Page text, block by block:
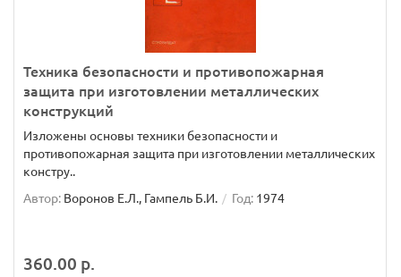
Техника безопасности и противопожарная
защита при изготовлении металлических
конструкций
Изложены основы техники безопасности и
противопожарная защита при изготовлении металлических
констру..
Автор: Воронов Е.Л., Гампель Б.И. Год: 1974
360.00 р.